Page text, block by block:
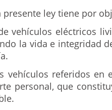
presente ley tiene por
vehículos eléctricos
la vida e integridad
vehículos referidos en
personal, que